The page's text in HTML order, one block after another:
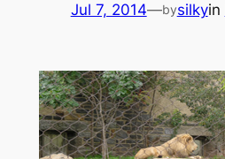
Jul 7, 2014—bysilkyin